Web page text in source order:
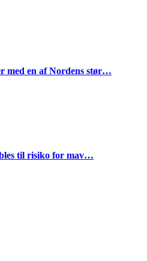
med en af Nordens stør…
til risiko for mav…